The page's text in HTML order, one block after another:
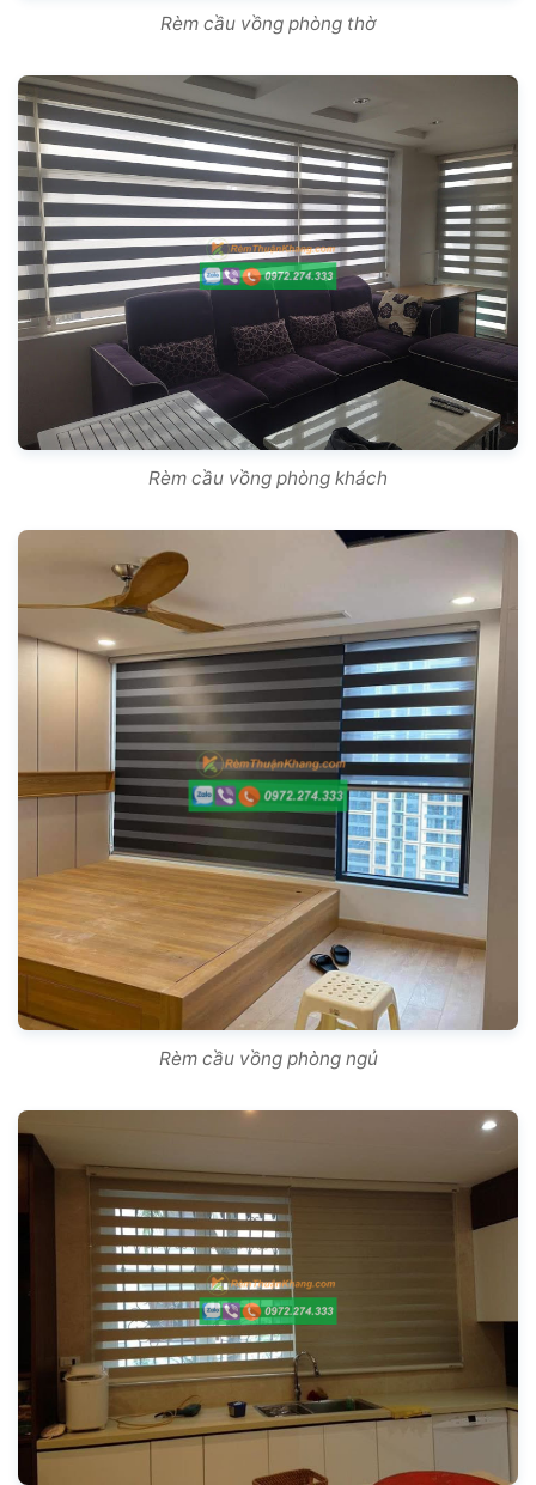
Rèm cầu vồng phòng thờ
Rèm cầu vồng phòng khách
Rèm cầu vồng phòng ngủ